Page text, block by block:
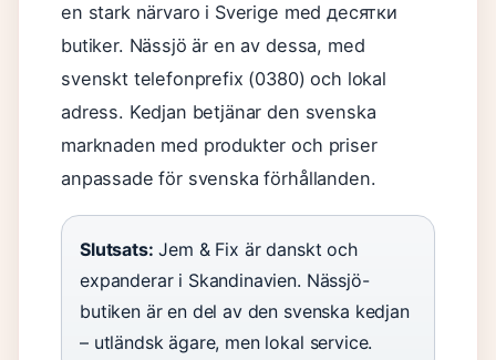
en stark närvaro i Sverige med десятки
butiker. Nässjö är en av dessa, med
svenskt telefonprefix (0380) och lokal
adress. Kedjan betjänar den svenska
marknaden med produkter och priser
anpassade för svenska förhållanden.
Slutsats: Jem & Fix är danskt och
expanderar i Skandinavien. Nässjö-
butiken är en del av den svenska kedjan
– utländsk ägare, men lokal service.